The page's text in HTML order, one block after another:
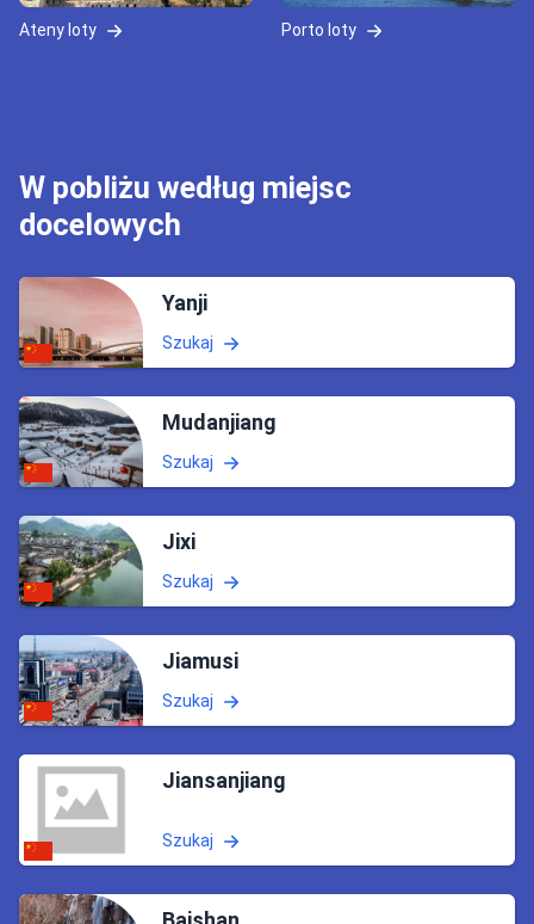
Ateny loty Porto loty
W pobliżu według miejsc
docelowych
Yanji
Szukaj
Mudanjiang
Szukaj
Jixi
Szukaj
Jiamusi
Szukaj
Jiansanjiang
Szukaj